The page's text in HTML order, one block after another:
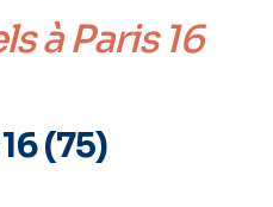
à Paris 16
(75)